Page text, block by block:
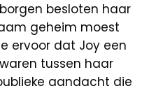
besloten haar
geheim moest
ervoor dat Joy een
tussen haar
aandacht die